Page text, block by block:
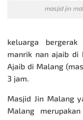
masjid jin
keluarga
manrik nan ajaib di
Ajaib di Malang
3 jam.
Masjid Jin Malang
Malang